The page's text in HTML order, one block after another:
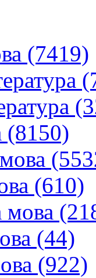
(7419)
(8150)
(610)
мова
(44)
(922)